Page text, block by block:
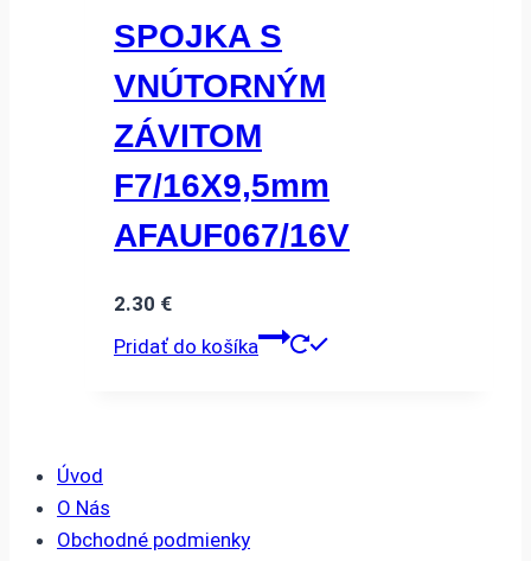
SPOJKA S
VNÚTORNÝM
ZÁVITOM
F7/16X9,5mm
AFAUF067/16V
2.30 €
Pridať do košíka
Úvod
O Nás
Obchodné podmienky